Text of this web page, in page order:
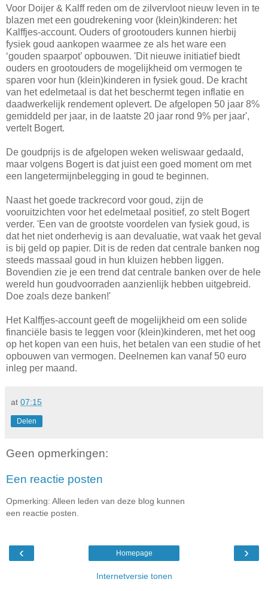
Voor Doijer & Kalff reden om de zilvervloot nieuw leven in te
blazen met een goudrekening voor (klein)kinderen: het
Kalffjes-account. Ouders of grootouders kunnen hierbij
fysiek goud aankopen waarmee ze als het ware een
‘gouden spaarpot’ opbouwen. 'Dit nieuwe initiatief biedt
ouders en grootouders de mogelijkheid om vermogen te
sparen voor hun (klein)kinderen in fysiek goud. De kracht
van het edelmetaal is dat het beschermt tegen inflatie en
daadwerkelijk rendement oplevert. De afgelopen 50 jaar 8%
gemiddeld per jaar, in de laatste 20 jaar rond 9% per jaar',
vertelt Bogert.
De goudprijs is de afgelopen weken weliswaar gedaald,
maar volgens Bogert is dat juist een goed moment om met
een langetermijnbelegging in goud te beginnen.
Naast het goede trackrecord voor goud, zijn de
vooruitzichten voor het edelmetaal positief, zo stelt Bogert
verder. 'Een van de grootste voordelen van fysiek goud, is
dat het niet onderhevig is aan devaluatie, wat vaak het geval
is bij geld op papier. Dit is de reden dat centrale banken nog
steeds massaal goud in hun kluizen hebben liggen.
Bovendien zie je een trend dat centrale banken over de hele
wereld hun goudvoorraden aanzienlijk hebben uitgebreid.
Doe zoals deze banken!'
Het Kalffjes-account geeft de mogelijkheid om een solide
financiële basis te leggen voor (klein)kinderen, met het oog
op het kopen van een huis, het betalen van een studie of het
opbouwen van vermogen. Deelnemen kan vanaf 50 euro
inleg per maand.
at 07:15
Delen
Geen opmerkingen:
Een reactie posten
Opmerking: Alleen leden van deze blog kunnen
een reactie posten.
‹ ›
Homepage
Internetversie tonen